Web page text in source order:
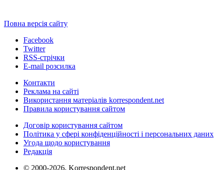
Повна версія сайту
Facebook
Twitter
RSS-стрічки
E-mail розсилка
Контакти
Реклама на сайті
Використання матеріалів korrespondent.net
Правила користування сайтом
Договір користування сайтом
Політика у сфері конфіденційності і персональних даних
Угода щодо користування
Редакція
© 2000-2026, Korrespondent.net